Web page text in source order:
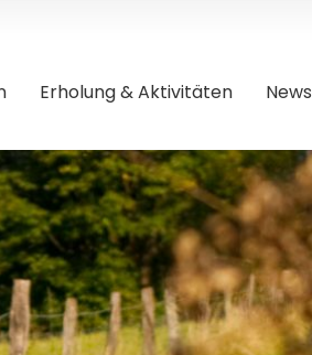
Erholung & Aktivitäten News